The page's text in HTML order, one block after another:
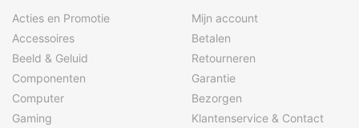
Acties en Promotie
Accessoires
Beeld & Geluid
Componenten
Computer
Gaming
Mijn account
Betalen
Retourneren
Garantie
Bezorgen
Klantenservice & Contact